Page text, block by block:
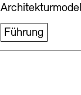
Führung